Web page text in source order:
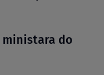
ministara do